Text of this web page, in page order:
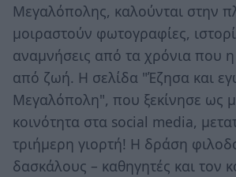
Μεγαλόπολης, καλούνται στην
μοιραστούν φωτογραφίες,
αναμνήσεις από τα χρόνια που
από ζωή. Η σελίδα "Έζησα και
Μεγαλόπολη", που ξεκίνησε ως
κοινότητα στα social media,
τριήμερη γιορτή! Η δράση
δασκάλους – καθηγητές και τον